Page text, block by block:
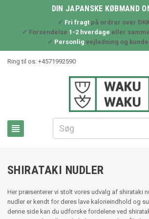
DIN JAPANSKE KØBMAND
✓ Fri fragtpå ordrer over
✓ Forsendelse 1-2 hverdage eller
✓ Personlig vejledning og
Ring til os: +4571992590

SHIRATAKI NUDLER
Her præsenterer vi stolt vores udvalg af shirataki
nudler er kendt for deres lave kalorieindhold og
denne side kan du udforske fordelene ved